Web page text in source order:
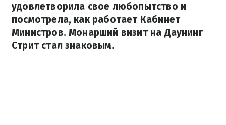
удовлетворила свое любопытство и
посмотрела, как работает Кабинет
Министров. Монарший визит на Даунинг
Стрит стал знаковым.